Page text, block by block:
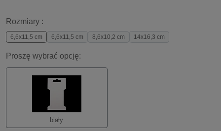
Rozmiary :
6,6x11,5 cm 6,6x11,5 cm 8,6x10,2 cm 14x16,3 cm
Proszę wybrać opcję:
biały